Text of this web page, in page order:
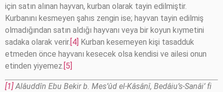
için satın alınan hayvan, kurban olarak tayin edilmiştir.
Kurbanını kesmeyen şahıs zengin ise; hayvan tayin edilmiş
olmadığından satın aldığı hayvanı veya bir koyun kıymetini
sadaka olarak verir. [4] Kurban kesemeyen kişi tasadduk
etmeden önce hayvanı kesecek olsa kendisi ve ailesi onun
etinden yiyemez. [5]
[1] Alâuddîn Ebu Bekir b. Mes’ûd el-Kâsânî, Bedâiu’s-Sanâi’ fi